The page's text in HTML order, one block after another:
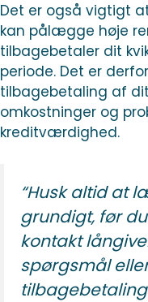
Det er også vigtigt
kan pålægge høje
tilbagebetaler dit
periode. Det er
tilbagebetaling af
omkostninger og
kreditværdighed.
“Husk altid at
grundigt, før
kontakt
spørgsmål